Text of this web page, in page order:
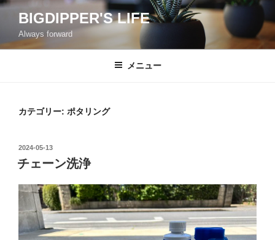
コ
ン
BIGDIPPER'S LIFE
Always forward
メニュー
カテゴリー: ポタリング
投
稿
日:
2024-05-13
チェーン洗浄